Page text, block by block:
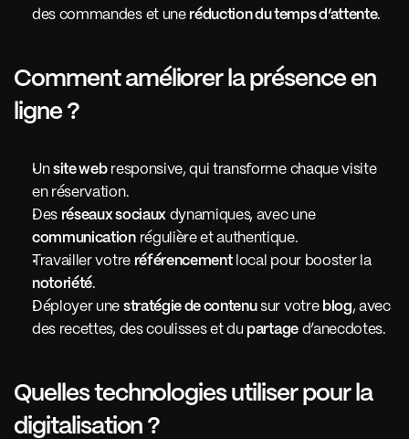
des commandes et une réduction du temps d’attente.
Comment améliorer la présence en
ligne ?
Un site web responsive, qui transforme chaque visite
en réservation.
Des réseaux sociaux
dynamiques, avec une
communication régulière et authentique.
Travailler votre référencement
local pour booster la
notoriété.
Déployer une stratégie de contenu sur votre blog, avec
des recettes, des coulisses et du partage d’anecdotes.
Quelles technologies utiliser pour la
digitalisation ?